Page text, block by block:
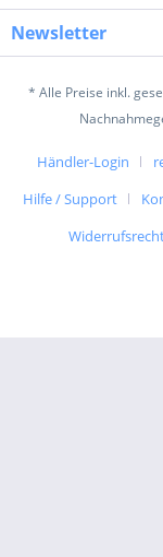
Newsletter
* Alle Preise inkl.
Händler-Login
Hilfe / Support